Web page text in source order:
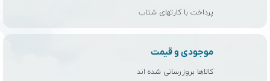
پرداخت با کارتهای شتاب
موجودی و قیمت
کالاها بروزرسانی شده اند